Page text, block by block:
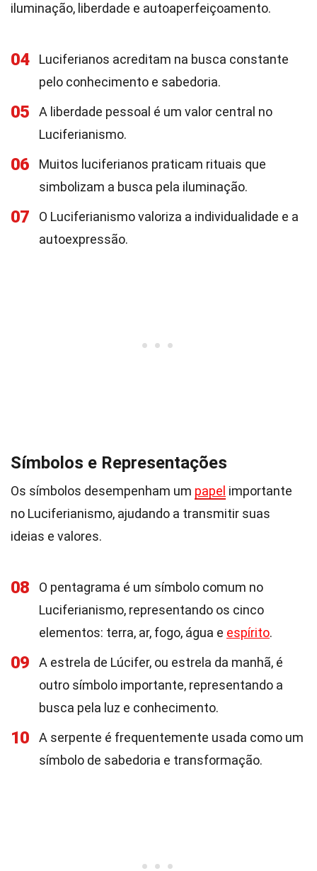
iluminação, liberdade e autoaperfeiçoamento.
04
Luciferianos acreditam na busca constante
pelo conhecimento e sabedoria.
05
A liberdade pessoal é um valor central no
Luciferianismo.
06
Muitos luciferianos praticam rituais que
simbolizam a busca pela iluminação.
07
O Luciferianismo valoriza a individualidade e a
autoexpressão.
Símbolos e Representações
Os símbolos desempenham um papel importante
no Luciferianismo, ajudando a transmitir suas
ideias e valores.
08
O pentagrama é um símbolo comum no
Luciferianismo, representando os cinco
elementos: terra, ar, fogo, água e espírito.
09
A estrela de Lúcifer, ou estrela da manhã, é
outro símbolo importante, representando a
busca pela luz e conhecimento.
10
A serpente é frequentemente usada como um
símbolo de sabedoria e transformação.